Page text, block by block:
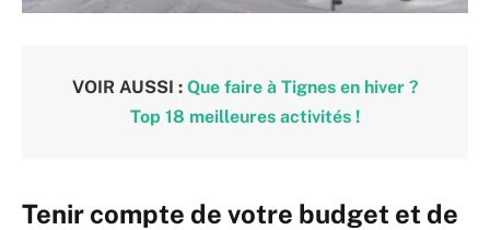
VOIR AUSSI : Que faire à Tignes en hiver ?
Top 18 meilleures activités !
Tenir compte de votre budget et de